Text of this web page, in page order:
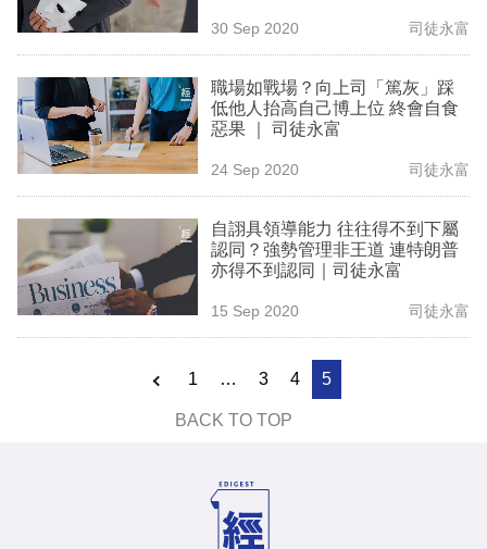
30 Sep 2020 司徒永富
職場如戰場？向上司「篤灰」踩
低他人抬高自己博上位 終會自食
惡果 ｜ 司徒永富
24 Sep 2020 司徒永富
自詡具領導能力 往往得不到下屬
認同？強勢管理非王道 連特朗普
亦得不到認同｜司徒永富
15 Sep 2020 司徒永富
1 … 3 4 5
BACK TO TOP